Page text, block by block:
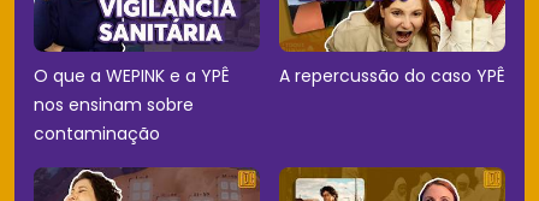
O que a WEPINK e a YPÊ
nos ensinam sobre
contaminação
A repercussão do caso YPÊ